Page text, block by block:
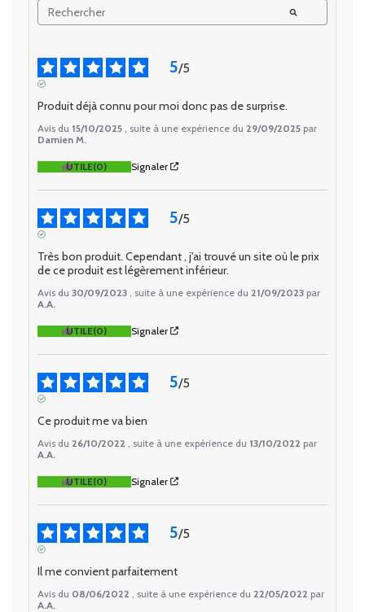
5/5
Produit déjà connu pour moi donc pas de surprise.
Avis du 15/10/2025 , suite à une expérience du 29/09/2025 par
Damien M.
UTILE(0) Signaler
5/5
Très bon produit. Cependant , j'ai trouvé un site où le prix
de ce produit est légèrement inférieur.
Avis du 30/09/2023 , suite à une expérience du 21/09/2023 par
A.A.
UTILE(0) Signaler
5/5
Ce produit me va bien
Avis du 26/10/2022 , suite à une expérience du 13/10/2022 par
A.A.
UTILE(0) Signaler
5/5
Il me convient parfaitement
Avis du 08/06/2022 , suite à une expérience du 22/05/2022 par
A.A.